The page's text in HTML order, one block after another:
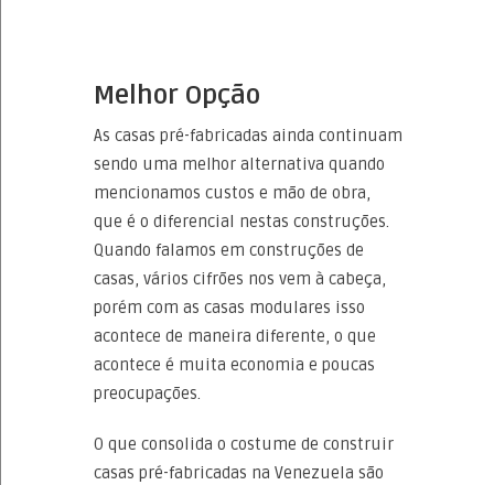
Melhor Opção
As casas pré-fabricadas ainda continuam
sendo uma melhor alternativa quando
mencionamos custos e mão de obra,
que é o diferencial nestas construções.
Quando falamos em construções de
casas, vários cifrões nos vem à cabeça,
porém com as casas modulares isso
acontece de maneira diferente, o que
acontece é muita economia e poucas
preocupações.
O que consolida o costume de construir
casas pré-fabricadas na Venezuela são